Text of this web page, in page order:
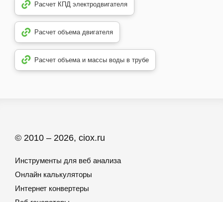
Расчет КПД электродвигателя
Расчет объема двигателя
Расчет объема и массы воды в трубе
© 2010 – 2026, ciox.ru
Инструменты для веб анализа
Онлайн калькуляторы
Интернет конвертеры